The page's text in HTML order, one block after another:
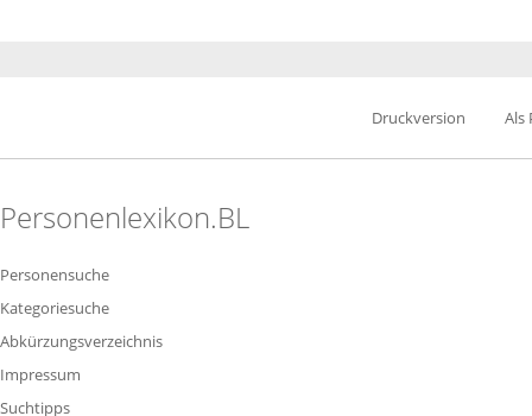
Druckversion Als
Personenlexikon.BL
Personensuche
Kategoriesuche
Abkürzungsverzeichnis
Impressum
Suchtipps